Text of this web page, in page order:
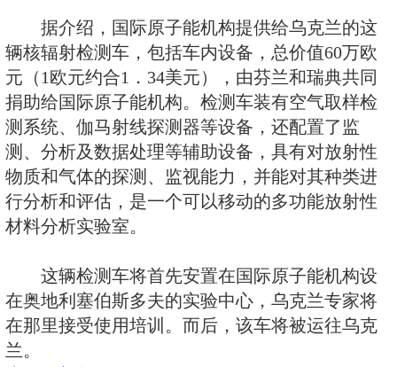
查，是国际原子能机构协助筹备
球赛的一部分。
国际原子能机构核安全办公室
交接仪式上说，核安全是国际社会
战，国际社会必须采取相应措施。
据介绍，国际原子能机构提供
辆核辐射检测车，包括车内设备，
元（1欧元约合1．34美元），由芬